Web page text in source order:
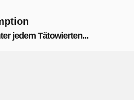
jedem Tätowierten...